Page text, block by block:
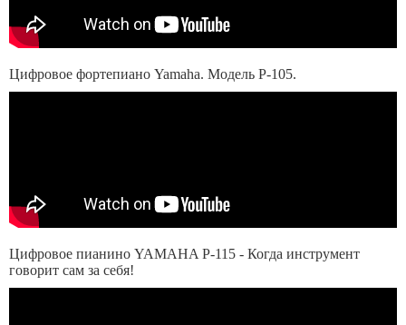
Цифровое фортепиано Yamaha. Модель P-105.
Цифровое пианино YAMAHA P-115 - Когда инструмент
говорит сам за себя!